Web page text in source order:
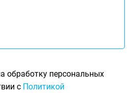
обработку персональных
с Политикой